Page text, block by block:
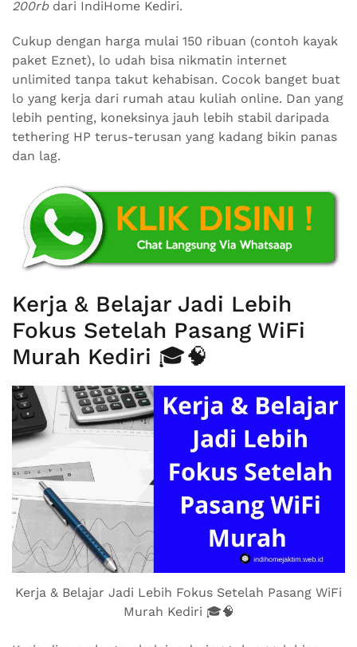
200rbdari IndiHome Kediri.
Cukup dengan harga mulai 150 ribuan (contoh kayak
paket Eznet), lo udah bisa nikmatin internet
unlimited tanpa takut kehabisan. Cocok banget buat
lo yang kerja dari rumah atau kuliah online. Dan yang
lebih penting, koneksinya jauh lebih stabil daripada
tethering HP terus-terusan yang kadang bikin panas
dan lag.
Kerja & Belajar Jadi Lebih
Fokus Setelah Pasang WiFi
Murah Kediri 🎓🧠
Kerja & Belajar Jadi Lebih Fokus Setelah Pasang WiFi
Murah Kediri 🎓🧠